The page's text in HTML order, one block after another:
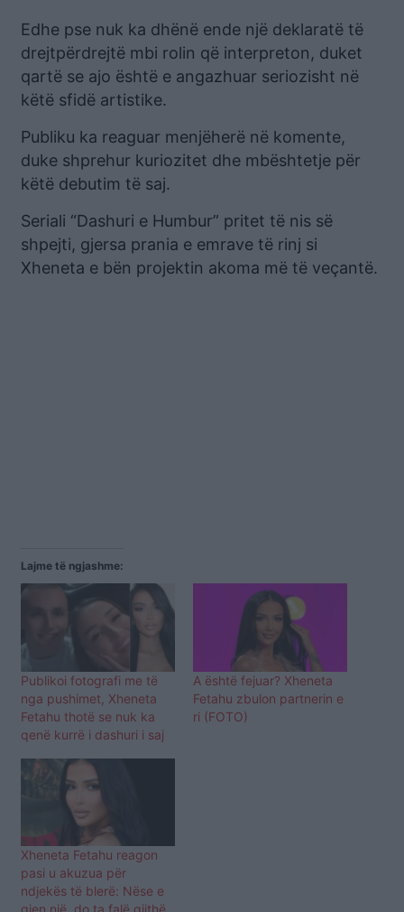
Edhe pse nuk ka dhënë ende një deklaratë të
drejtpërdrejtë mbi rolin që interpreton, duket
qartë se ajo është e angazhuar seriozisht në
këtë sfidë artistike.
Publiku ka reaguar menjëherë në komente,
duke shprehur kuriozitet dhe mbështetje për
këtë debutim të saj.
Seriali “Dashuri e Humbur” pritet të nis së
shpejti, gjersa prania e emrave të rinj si
Xheneta e bën projektin akoma më të veçantë.
Lajme të ngjashme:
Publikoi fotografi me të
nga pushimet, Xheneta
Fetahu thotë se nuk ka
qenë kurrë i dashuri i saj
A është fejuar? Xheneta
Fetahu zbulon partnerin e
ri (FOTO)
Xheneta Fetahu reagon
pasi u akuzua për
ndjekës të blerë: Nëse e